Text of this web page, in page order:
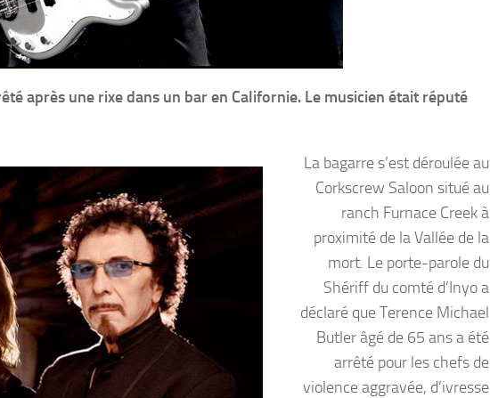
après une rixe dans un bar en Californie. Le musicien était réputé
La bagarre s’est déroulée au
Corkscrew Saloon situé au
ranch Furnace Creek à
proximité de la Vallée de la
mort. Le porte-parole du
Shériff du comté d’Inyo a
déclaré que Terence Michael
Butler âgé de 65 ans a été
arrêté pour les chefs de
violence aggravée, d’ivresse